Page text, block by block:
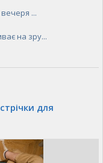
...
на зру...
для